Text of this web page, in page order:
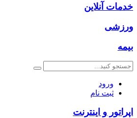
خدمات آنلاین
ورزشی
بیمه
ورود
ثبت نام
اپراتور و اینترنت